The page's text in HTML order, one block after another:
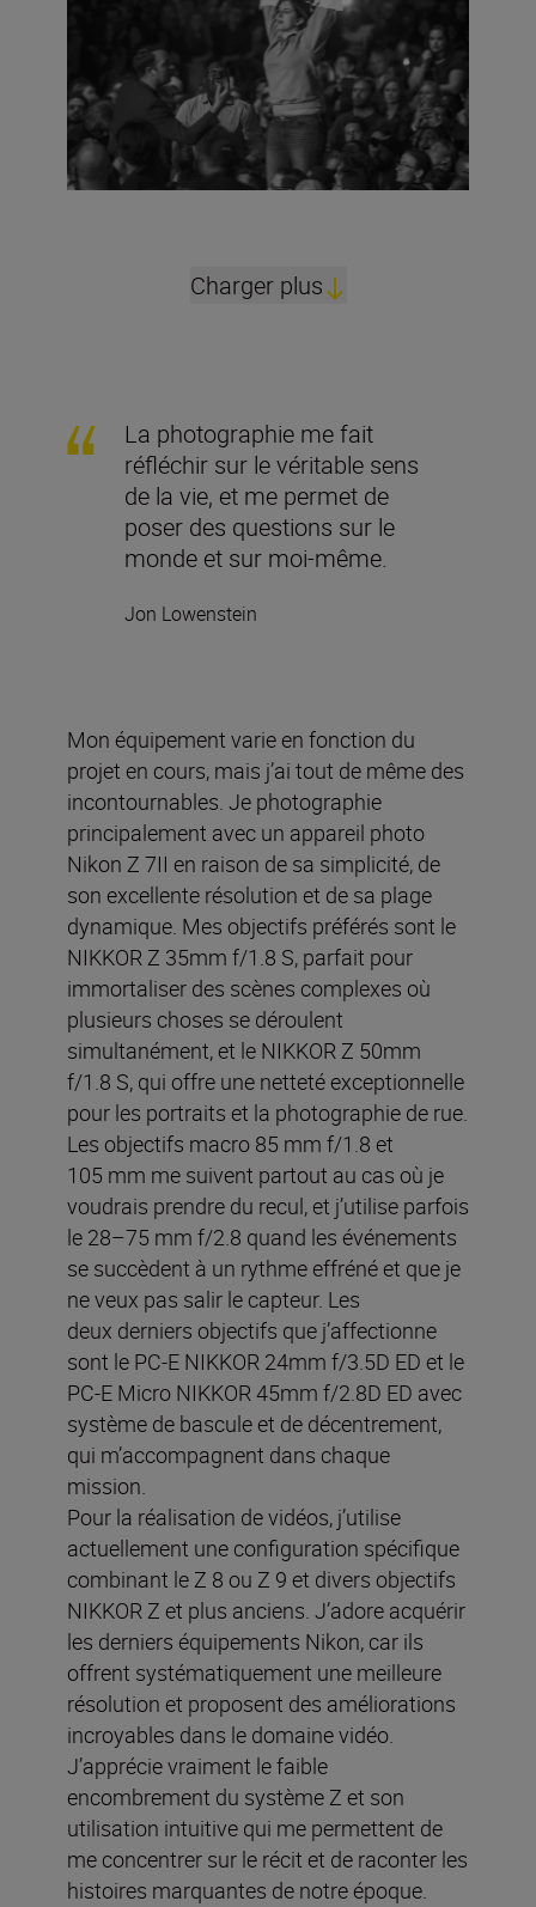
Charger plus
La photographie me fait
réfléchir sur le véritable sens
de la vie, et me permet de
poser des questions sur le
monde et sur moi-même.
Jon Lowenstein
Mon équipement varie en fonction du
projet en cours, mais j’ai tout de même des
incontournables. Je photographie
principalement avec un appareil photo
Nikon Z 7II en raison de sa simplicité, de
son excellente résolution et de sa plage
dynamique. Mes objectifs préférés sont le
NIKKOR Z 35mm f/1.8 S, parfait pour
immortaliser des scènes complexes où
plusieurs choses se déroulent
simultanément, et le NIKKOR Z 50mm
f/1.8 S, qui offre une netteté exceptionnelle
pour les portraits et la photographie de rue.
Les objectifs macro 85 mm f/1.8 et
105 mm me suivent partout au cas où je
voudrais prendre du recul, et j’utilise parfois
le 28–75 mm f/2.8 quand les événements
se succèdent à un rythme effréné et que je
ne veux pas salir le capteur. Les
deux derniers objectifs que j’affectionne
sont le PC-E NIKKOR 24mm f/3.5D ED et le
PC-E Micro NIKKOR 45mm f/2.8D ED avec
système de bascule et de décentrement,
qui m’accompagnent dans chaque
mission.
Pour la réalisation de vidéos, j’utilise
actuellement une configuration spécifique
combinant le Z 8 ou Z 9 et divers objectifs
NIKKOR Z et plus anciens. J’adore acquérir
les derniers équipements Nikon, car ils
offrent systématiquement une meilleure
résolution et proposent des améliorations
incroyables dans le domaine vidéo.
J’apprécie vraiment le faible
encombrement du système Z et son
utilisation intuitive qui me permettent de
me concentrer sur le récit et de raconter les
histoires marquantes de notre époque.